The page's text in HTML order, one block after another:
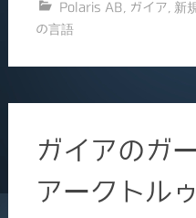
e
o
o
k
l
Polaris AB ガイア 新
の言語
ガイアのガ
アークトル